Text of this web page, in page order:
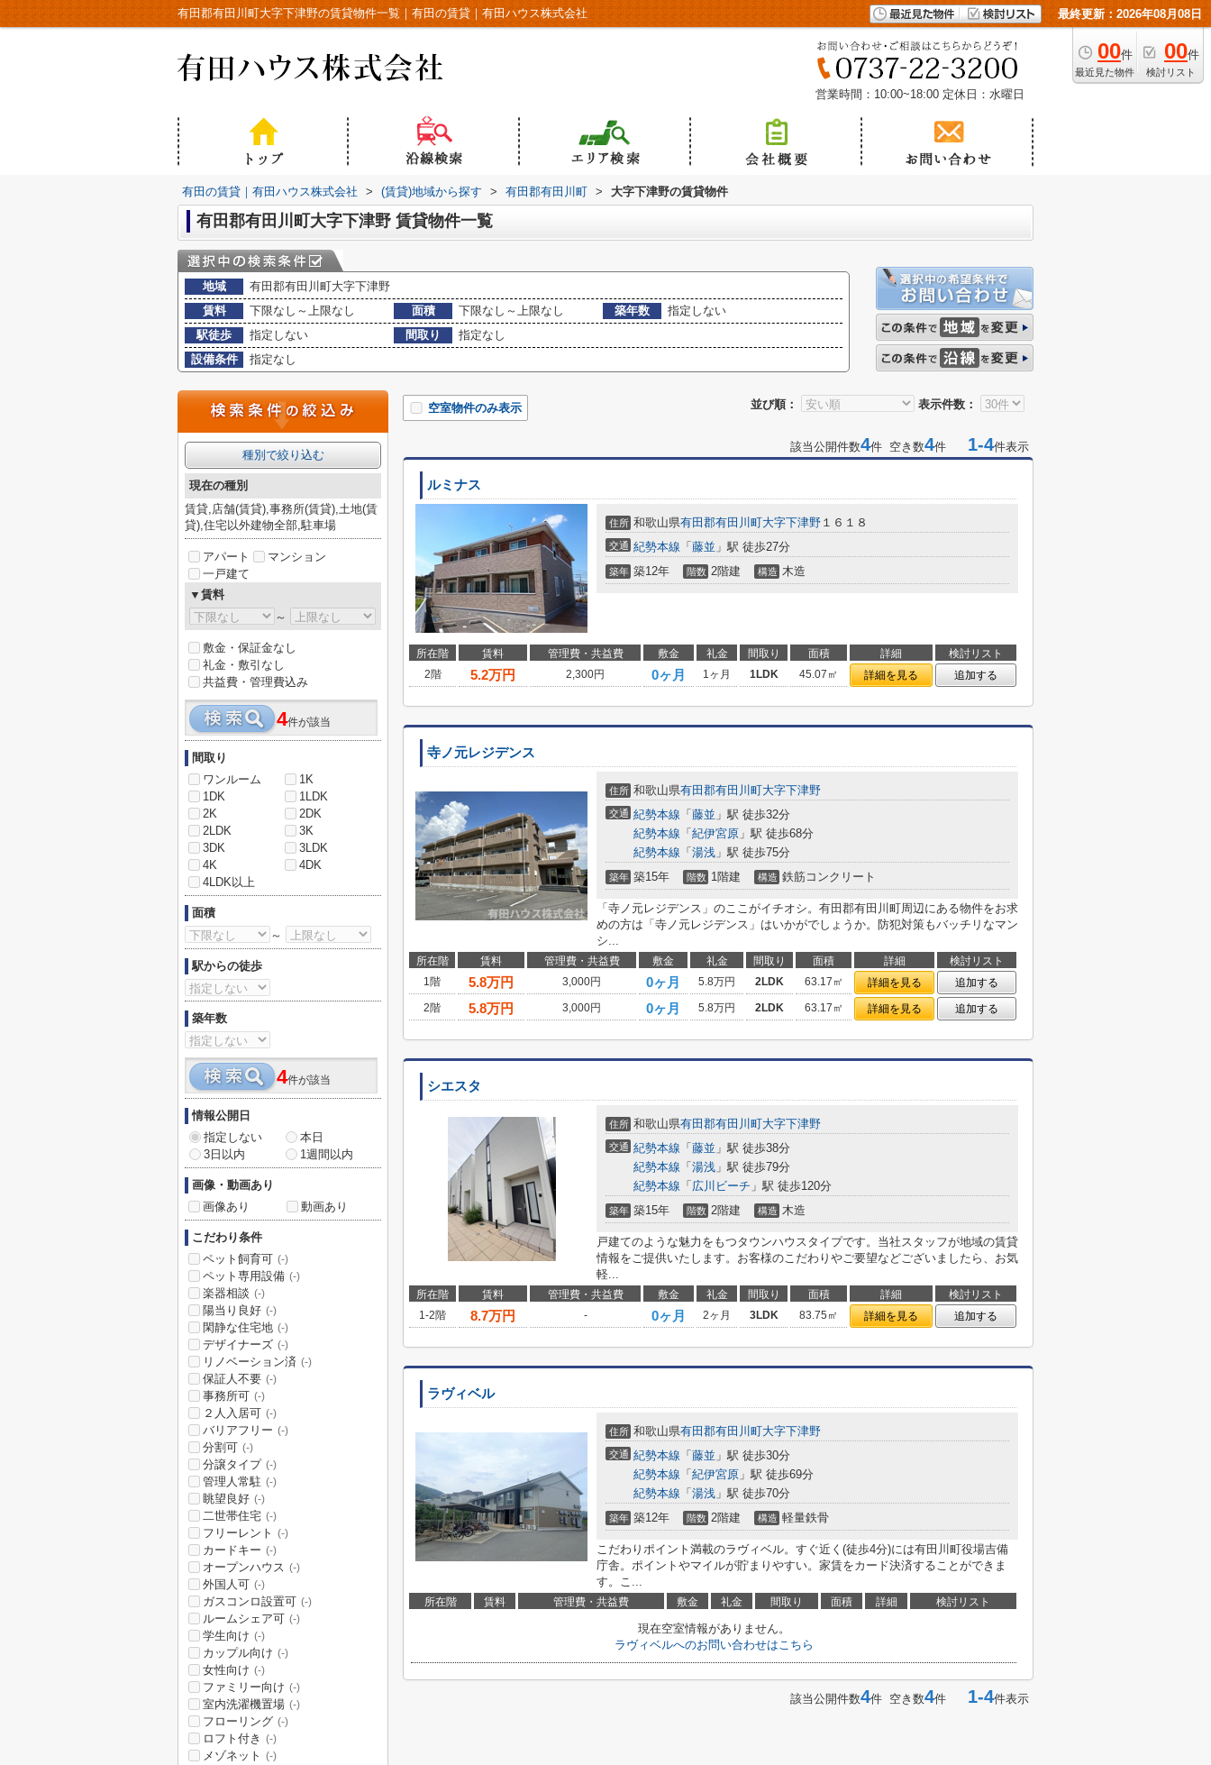
有田郡有田川町大字下津野の賃貸物件一覧｜有田の賃貸｜有田ハウス株式会社 最終更新：2026年08月08日
00件
最近見た物件
00件
検討リスト
営業時間：10:00~18:00 定休日：水曜日
有田の賃貸｜有田ハウス株式会社 > (賃貸)地域から探す > 有田郡有田川町 > 大字下津野の賃貸物件
有田郡有田川町大字下津野 賃貸物件一覧
地域
有田郡有田川町大字下津野
賃料
下限なし～上限なし 面積 下限なし～上限なし 築年数
指定しない
駅徒歩
指定しない 間取り
指定なし
設備条件
指定なし
並び順： 表示件数：
空室物件のみ表示
該当公開件数4件 空き数4件 1-4件表示
ルミナス
住所 和歌山県有田郡有田川町大字下津野 １６１８
交通 紀勢本線 「 藤並 」駅 徒歩27分
築年 築12年 階数 2階建 構造 木造
所在階 賃料 管理費・共益費 敷金 礼金 間取り 面積 詳細
検討リスト
2階
5.2万円 2,300円 0ヶ月 1ヶ月 1LDK 45.07㎡ 詳細を見る 追加する
寺ノ元レジデンス
住所 和歌山県有田郡有田川町大字下津野
交通 紀勢本線 「 藤並 」駅 徒歩32分
紀勢本線 「 紀伊宮原 」駅 徒歩68分
紀勢本線 「 湯浅 」駅 徒歩75分
築年 築15年 階数 1階建 構造 鉄筋コンクリート
「寺ノ元レジデンス」のここがイチオシ。有田郡有田川町周辺にある物件をお求
めの方は「寺ノ元レジデンス」はいかがでしょうか。防犯対策もバッチリなマン
シ...
所在階 賃料 管理費・共益費 敷金 礼金 間取り 面積 詳細
検討リスト
1階
5.8万円 3,000円 0ヶ月 5.8万円 2LDK 63.17㎡ 詳細を見る
追加する
2階
5.8万円 3,000円 0ヶ月 5.8万円 2LDK 63.17㎡ 詳細を見る 追加する
シエスタ
住所 和歌山県有田郡有田川町大字下津野
交通 紀勢本線 「 藤並 」駅 徒歩38分
紀勢本線 「 湯浅 」駅 徒歩79分
紀勢本線 「 広川ビーチ 」駅 徒歩120分
築年 築15年 階数 2階建 構造 木造
戸建てのような魅力をもつタウンハウスタイプです。当社スタッフが地域の賃貸
情報をご提供いたします。お客様のこだわりやご要望などございましたら、お気
軽...
所在階 賃料 管理費・共益費 敷金 礼金 間取り 面積 詳細
検討リスト
1-2階
8.7万円 - 0ヶ月 2ヶ月 3LDK 83.75㎡ 詳細を見る 追加する
ラヴィベル
住所 和歌山県有田郡有田川町大字下津野
交通 紀勢本線 「 藤並 」駅 徒歩30分
紀勢本線 「 紀伊宮原 」駅 徒歩69分
紀勢本線 「 湯浅 」駅 徒歩70分
築年 築12年 階数 2階建 構造 軽量鉄骨
こだわりポイント満載のラヴィベル。すぐ近く(徒歩4分)には有田川町役場吉備
庁舎。ポイントやマイルが貯まりやすい。家賃をカード決済することができま
す。こ...
所在階 賃料 管理費・共益費 敷金 礼金 間取り 面積 詳細 検討リスト
現在空室情報がありません。
ラヴィベルへのお問い合わせはこちら
該当公開件数4件 空き数4件 1-4件表示
種別で絞り込む
現在の種別
賃貸,店舗(賃貸),事務所(賃貸),土地(賃
貸),住宅以外建物全部,駐車場
アパート
マンション
一戸建て
▼賃料
～
敷金・保証金なし
礼金・敷引なし
共益費・管理費込み
4件が該当
間取り
ワンルーム
1K
1DK
1LDK
2K
2DK
2LDK
3K
3DK
3LDK
4K
4DK
4LDK以上
面積
～
駅からの徒歩
築年数
4件が該当
情報公開日
指定しない
本日
3日以内
1週間以内
画像・動画あり
画像あり
動画あり
こだわり条件
ペット飼育可 (-)
ペット専用設備 (-)
楽器相談 (-)
陽当り良好 (-)
閑静な住宅地 (-)
デザイナーズ (-)
リノベーション済 (-)
保証人不要 (-)
事務所可 (-)
２人入居可 (-)
バリアフリー (-)
分割可 (-)
分譲タイプ (-)
管理人常駐 (-)
眺望良好 (-)
二世帯住宅 (-)
フリーレント (-)
カードキー (-)
オープンハウス (-)
外国人可 (-)
ガスコンロ設置可 (-)
ルームシェア可 (-)
学生向け (-)
カップル向け (-)
女性向け (-)
ファミリー向け (-)
室内洗濯機置場 (-)
フローリング (-)
ロフト付き (-)
メゾネット (-)